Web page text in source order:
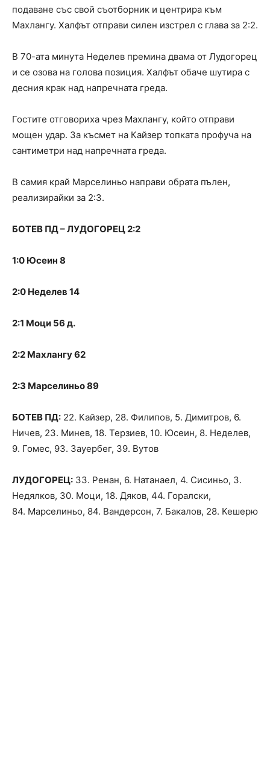
подаване със свой съотборник и центрира към
Махлангу. Халфът отправи силен изстрел с глава за 2:2.
В 70-ата минута Неделев премина двама от Лудогорец
и се озова на голова позиция. Халфът обаче шутира с
десния крак над напречната греда.
Гостите отговориха чрез Махлангу, който отправи
мощен удар. За късмет на Кайзер топката профуча на
сантиметри над напречната греда.
В самия край Марселиньо направи обрата пълен,
реализирайки за 2:3.
БОТЕВ ПД – ЛУДОГОРЕЦ 2:2
1:0 Юсеин 8
2:0 Неделев 14
2:1 Моци 56 д.
2:2 Махлангу 62
2:3 Марселиньо 89
БОТЕВ ПД: 22. Кайзер, 28. Филипов, 5. Димитров, 6.
Ничев, 23. Минев, 18. Терзиев, 10. Юсеин, 8. Неделев,
9. Гомес, 93. Зауербег, 39. Вутов
ЛУДОГОРЕЦ: 33. Ренан, 6. Натанаел, 4. Сисиньо, 3.
Недялков, 30. Моци, 18. Дяков, 44. Горалски,
84. Марселиньо, 84. Вандерсон, 7. Бакалов, 28. Кешерю